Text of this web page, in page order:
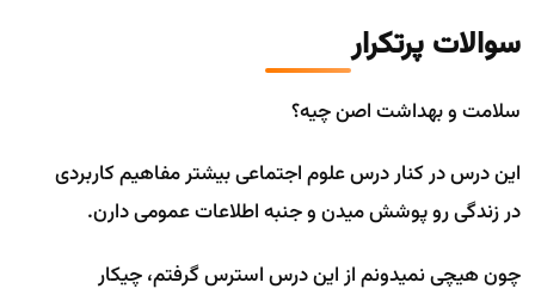
سوالات پرتکرار
سلامت و بهداشت اصن چیه؟
این درس در کنار درس علوم اجتماعی بیشتر مفاهیم کاربردی
در زندگی رو پوشش میدن و جنبه اطلاعات عمومی دارن.
چون هیچی نمیدونم از این درس استرس گرفتم، چیکار